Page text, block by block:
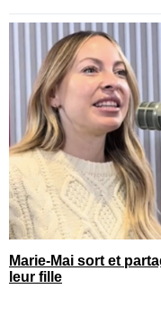
Marie-Mai sort et
leur fille